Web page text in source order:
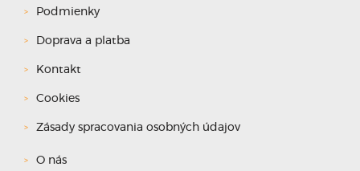
Podmienky
Doprava a platba
Kontakt
Cookies
Zásady spracovania osobných údajov
O nás